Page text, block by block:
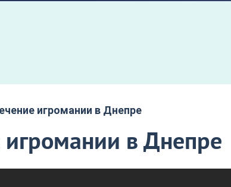
игромании в Днепре
в Днепре